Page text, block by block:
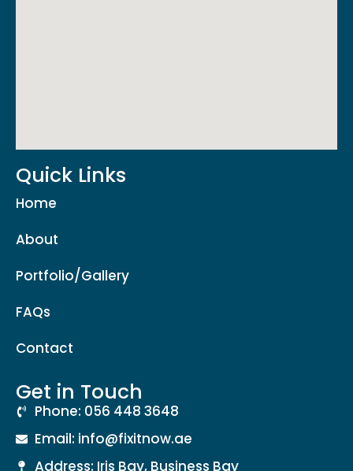
Quick Links
Home
About
Portfolio/Gallery
FAQs
Contact
Get in Touch
Phone: 056 448 3648
Email: info@fixitnow.ae
Address: Iris Bay, Business Bay